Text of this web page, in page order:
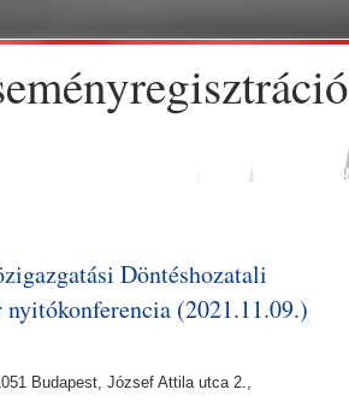
Döntéshozatali
(2021.11.09.)
Budapest, József Attila utca 2.,